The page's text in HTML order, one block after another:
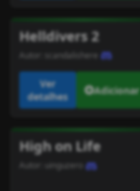
Helldivers 2
Autor: scandalishere
Ver
detalhes
Adicionar
High on Life
Autor: uinguzero